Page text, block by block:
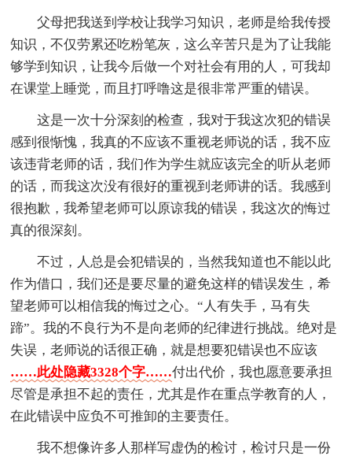
父母把我送到学校让我学习知识，老师是给我传授
知识，不仅劳累还吃粉笔灰，这么辛苦只是为了让我能
够学到知识，让我今后做一个对社会有用的人，可我却
在课堂上睡觉，而且打呼噜这是很非常严重的错误。
这是一次十分深刻的检查，我对于我这次犯的错误
感到很惭愧，我真的不应该不重视老师说的话，我不应
该违背老师的话，我们作为学生就应该完全的听从老师
的话，而我这次没有很好的重视到老师讲的话。我感到
很抱歉，我希望老师可以原谅我的错误，我这次的悔过
真的很深刻。
不过，人总是会犯错误的，当然我知道也不能以此
作为借口，我们还是要尽量的避免这样的错误发生，希
望老师可以相信我的悔过之心。“人有失手，马有失
蹄”。我的不良行为不是向老师的纪律进行挑战。绝对是
失误，老师说的话很正确，就是想要犯错误也不应该
……此处隐藏3328个字……付出代价，我也愿意要承担
尽管是承担不起的责任，尤其是作在重点学教育的人，
在此错误中应负不可推卸的主要责任。
我不想像许多人那样写虚伪的检讨，检讨只是一份